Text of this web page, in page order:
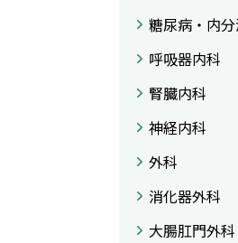
糖尿病・内
呼吸器内科
腎臓内科
神経内科
外科
消化器外科
大腸肛門外科